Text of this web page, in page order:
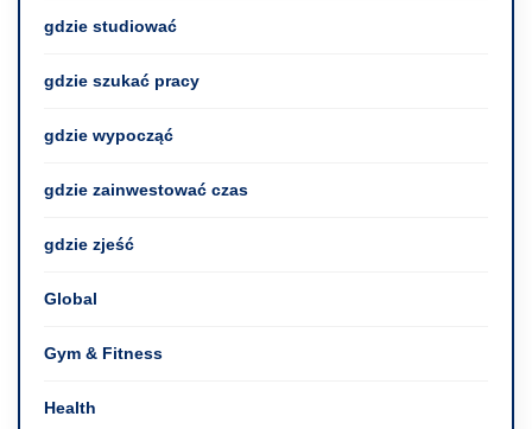
gdzie studiować
gdzie szukać pracy
gdzie wypocząć
gdzie zainwestować czas
gdzie zjeść
Global
Gym & Fitness
Health